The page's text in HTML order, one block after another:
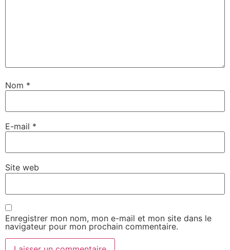
Nom *
E-mail *
Site web
Enregistrer mon nom, mon e-mail et mon site dans le
navigateur pour mon prochain commentaire.